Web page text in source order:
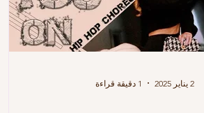
2 يناير 2025 1 دقيقة قراءة